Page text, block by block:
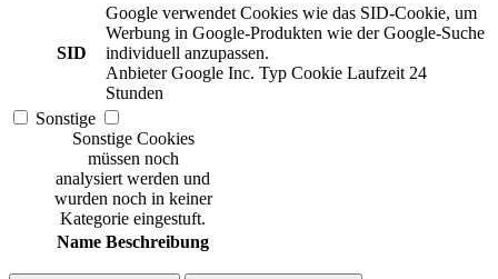
SID
Google verwendet Cookies wie das SID-Cookie, um
Werbung in Google-Produkten wie der Google-Suche
individuell anzupassen.
Anbieter Google Inc. Typ Cookie Laufzeit 24
Stunden
Sonstige
Sonstige Cookies
müssen noch
analysiert werden und
wurden noch in keiner
Kategorie eingestuft.
Name Beschreibung